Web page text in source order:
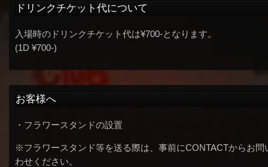
ドリンクチケット代について
入場時のドリンクチケット代は¥700-となります。
(1D ¥700-)
お客様へ
・フラワースタンドの設置
※フラワースタンド等を送る際は、事前にCONTACTからお問
わせください。